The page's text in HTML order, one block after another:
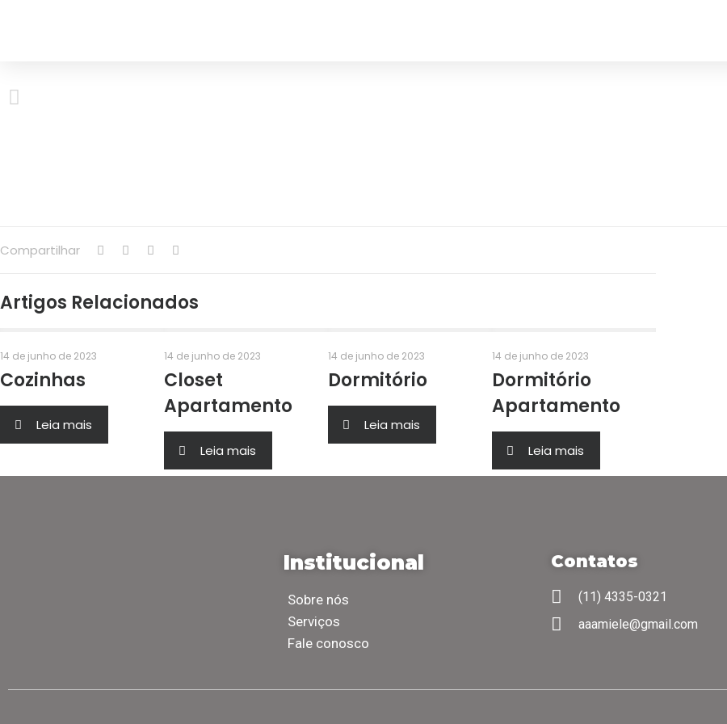
Compartilhar
Artigos Relacionados
14 de junho de 2023
Cozinhas
Leia mais
14 de junho de 2023
Closet
Apartamento
Leia mais
14 de junho de 2023
Dormitório
Leia mais
14 de junho de 2023
Dormitório
Apartamento
Leia mais
Institucional
Sobre nós
Serviços
Fale conosco
Contatos
(11) 4335-0321
aaamiele@gmail.com